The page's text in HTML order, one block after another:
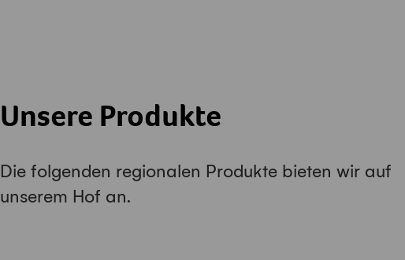
Unsere Produkte
Die folgenden regionalen Produkte bieten wir auf
unserem Hof an.